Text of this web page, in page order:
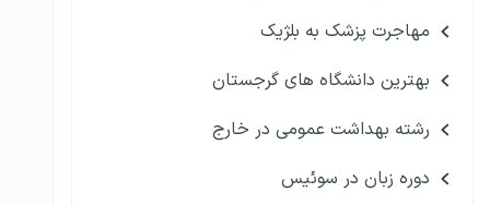
مهاجرت پزشک به بلژیک
بهترین دانشگاه های گرجستان
رشته بهداشت عمومی در خارج
دوره زبان در سوئیس